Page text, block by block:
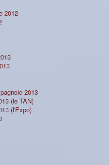
2012
2013
(le TAN)
(l'Expo)